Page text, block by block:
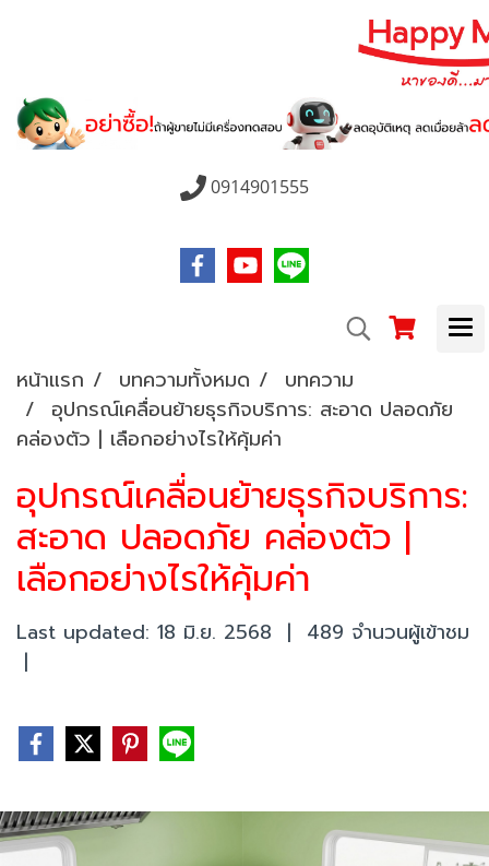
0914901555
หน้าแรก บทความทั้งหมด
บทความ
อุปกรณ์เคลื่อนย้ายธุรกิจบริการ: สะอาด ปลอดภัย
คล่องตัว | เลือกอย่างไรให้คุ้มค่า
อุปกรณ์เคลื่อนย้ายธุรกิจบริการ:
สะอาด ปลอดภัย คล่องตัว |
เลือกอย่างไรให้คุ้มค่า
Last updated: 18 มิ.ย. 2568 | 489 จำนวนผู้เข้าชม
|